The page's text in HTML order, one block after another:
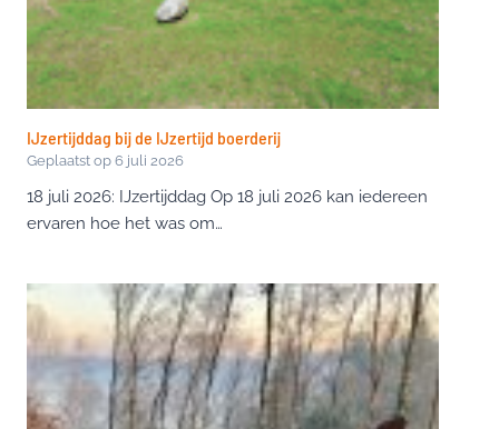
IJzertijddag bij de IJzertijd boerderij
Geplaatst op 6 juli 2026
18 juli 2026: IJzertijddag Op 18 juli 2026 kan iedereen
ervaren hoe het was om…